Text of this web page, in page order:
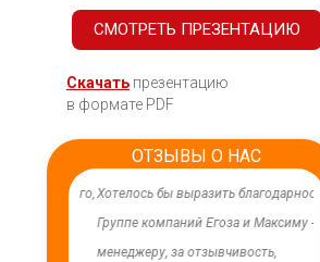
СМОТРЕТЬ ПРЕЗЕНТАЦИЮ
Скачать презентацию
в формате PDF
ОТЗЫВЫ О НАС
Хотелось бы выразить благодарность
Группе компаний Егоза и Максиму -
менеджеру, за отзывчивость,